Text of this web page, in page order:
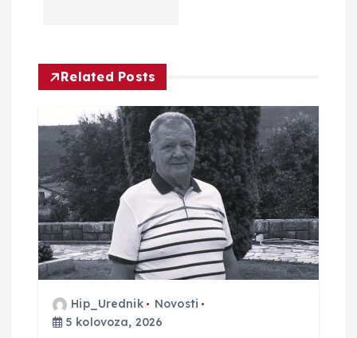
a
o
b
a
v
a
Related Posts
Hip_Urednik
Novosti
5 kolovoza, 2026